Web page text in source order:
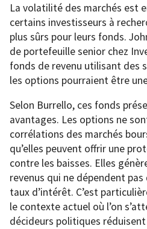
La volatilité des marchés est
certains investisseurs à
plus sûrs pour leurs fonds.
de portefeuille senior chez
fonds de revenu utilisant des
les options pourraient être
Selon Burrello, ces fonds
avantages. Les options ne
corrélations des marchés
qu’elles peuvent offrir une
contre les baisses. Elles
revenus qui ne dépendent
taux d’intérêt. C’est
le contexte actuel où l’on
décideurs politiques